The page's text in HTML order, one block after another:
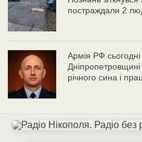
постраждали 2
Армія РФ
річного сина і